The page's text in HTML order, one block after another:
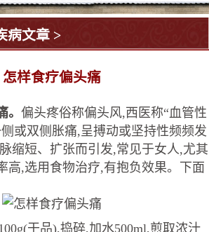
病文章 >
怎样食疗偏头痛
偏头疼俗称偏头风,西医称“血管性
或双侧胀痛,呈搏动或坚持性频频发
缩短、扩张而引发,常见于女人,尤其
高,选用食物治疗,有抱负效果。下面
干品),捣碎,加水500ml,煎取浓汁